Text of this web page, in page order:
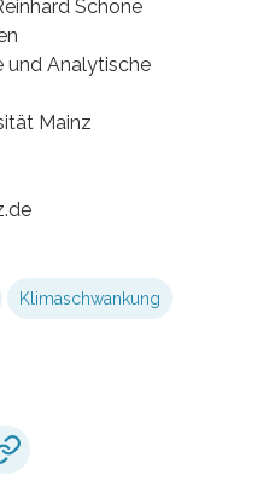
Schöne
und Analytische
Mainz
Klimaschwankung